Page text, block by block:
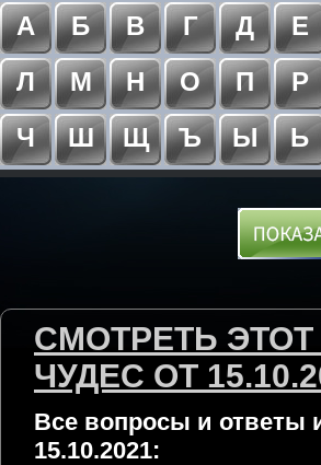
А
Б В Г Д Е
Л
М Н О П Р
Ч
Ш Щ Ъ Ы Ь
СМОТРЕТЬ
ЧУДЕС ОТ
Все вопросы и ответы
15.10.2021: